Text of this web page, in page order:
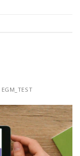
EGM_TEST